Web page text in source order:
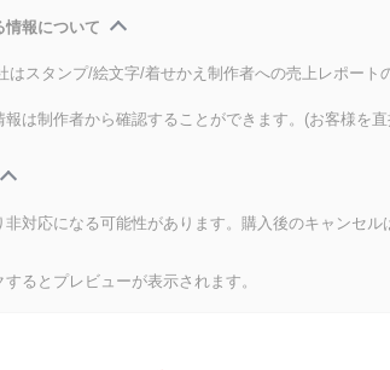
情報について
はスタンプ/絵文字/着せかえ制作者への売上レポート
は制作者から確認することができます。(お客様を
対応になる可能性があります。購入後のキャンセル
るとプレビューが表示されます。